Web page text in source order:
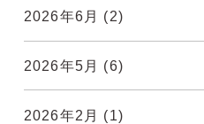
2026年6月 (2)
2026年5月 (6)
2026年2月 (1)